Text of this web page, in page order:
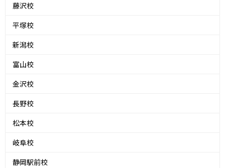
藤沢校
平塚校
新潟校
富山校
金沢校
長野校
松本校
岐阜校
静岡駅前校